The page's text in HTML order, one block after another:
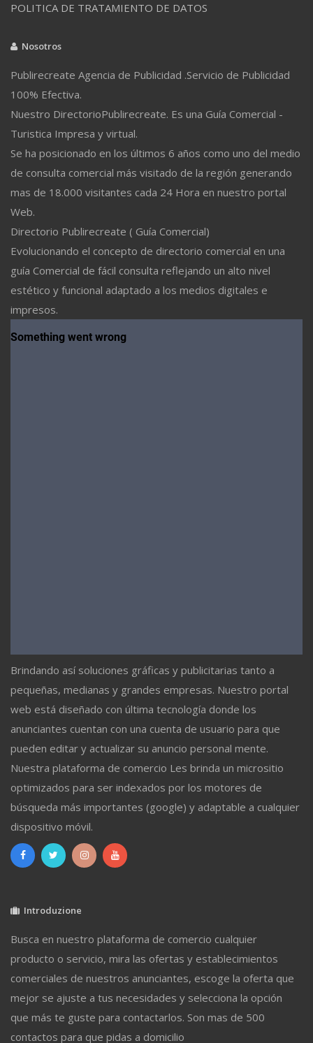
POLITICA DE TRATAMIENTO DE DATOS
Nosotros
Publirecreate Agencia de Publicidad .Servicio de Publicidad
100% Efectiva.
Nuestro DirectorioPublirecreate. Es una Guía Comercial -
Turistica Impresa y virtual.
Se ha posicionado en los últimos 6 años como uno del medio
de consulta comercial más visitado de la región generando
mas de 18.000 visitantes cada 24 Hora en nuestro portal
Web.
Directorio Publirecreate ( Guía Comercial)
Evolucionando el concepto de directorio comercial en una
guía Comercial de fácil consulta reflejando un alto nivel
estético y funcional adaptado a los medios digitales e
impresos.
Brindando así soluciones gráficas y publicitarias tanto a
pequeñas, medianas y grandes empresas. Nuestro portal
web está diseñado con última tecnología donde los
anunciantes cuentan con una cuenta de usuario para que
pueden editar y actualizar su anuncio personal mente.
Nuestra plataforma de comercio Les brinda un micrositio
optimizados para ser indexados por los motores de
búsqueda más importantes (google) y adaptable a cualquier
dispositivo móvil.
Introduzione
Busca en nuestro plataforma de comercio cualquier
producto o servicio, mira las ofertas y establecimientos
comerciales de nuestros anunciantes, escoge la oferta que
mejor se ajuste a tus necesidades y selecciona la opción
que más te guste para contactarlos. Son mas de 500
contactos para que pidas a domicilio